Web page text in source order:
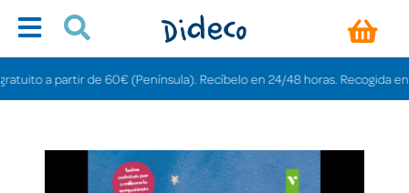
a partir de 60€ (Península). Recíbelo en 24/48 horas. Recogida en